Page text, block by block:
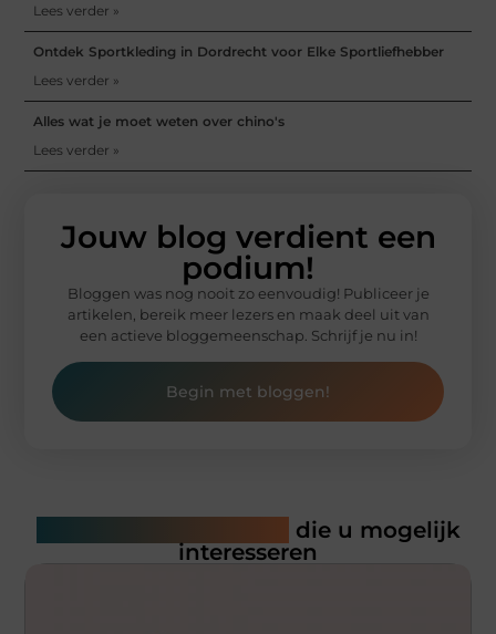
Lees verder »
Ontdek Sportkleding in Dordrecht voor Elke Sportliefhebber
Lees verder »
Alles wat je moet weten over chino's
Lees verder »
Jouw blog verdient een
podium!
Bloggen was nog nooit zo eenvoudig! Publiceer je
artikelen, bereik meer lezers en maak deel uit van
een actieve bloggemeenschap. Schrijf je nu in!
Begin met bloggen!
die u mogelijk
interesseren